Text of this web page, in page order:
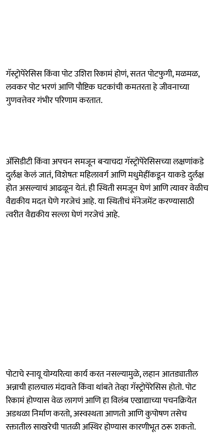
गॅस्ट्रोपेरेसिस किंवा पोट उशिरा रिकामं होणं, सतत पोटफुगी, मळमळ,
लवकर पोट भरणं आणि पौष्टिक घटकांची कमतरता हे जीवनाच्या
गुणवत्तेवर गंभीर परिणाम करतात.
ॲसिडीटी किंवा अपचन समजून बऱ्याचदा गॅस्ट्रोपेरेसिसच्या लक्षणांकडे
दुर्लक्ष केलं जातं, विशेषतः महिलावर्ग आणि मधुमेहींकडून याकडे दुर्लक्ष
होत असल्याचं आढळून येतं. ही स्थिती समजून घेणं आणि त्यावर वेळीच
वैद्यकीय मदत घेणे गरजेचं आहे. या स्थितीचं मॅनेजमेंट करण्यासाठी
त्वरीत वैद्यकीय सल्ला घेणं गरजेचं आहे.
पोटाचे स्नायू योग्यरित्या कार्य करत नसल्यामुळे, लहान आतड्यातील
अन्नाची हालचाल मंदावते किंवा थांबते तेव्हा गॅस्ट्रोपेरेसिस होतो. पोट
रिकामं होण्यास वेळ लागणं आणि हा विलंब एखाद्याच्या पचनक्रियेत
अडथळा निर्माण करतो, अस्वस्थता आणतो आणि कुपोषण तसेच
रक्तातील साखरेची पातळी अस्थिर होण्यास कारणीभूत ठरू शकतो.